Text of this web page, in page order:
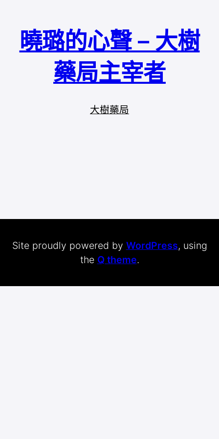
曉璐的心聲 – 大樹
藥局主宰者
大樹藥局
Site proudly powered by WordPress, using
the Q theme.